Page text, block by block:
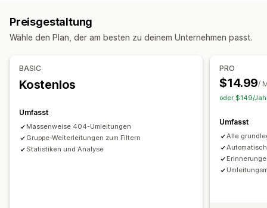
Leistungsüberwachung
Analyse der Inhalte
Preisgestaltung
Wähle den Plan, der am besten zu deinem Unternehmen passt.
BASIC
Kostenlos
Umfasst
Massenweise 404-Umleitungen
Gruppe-Weiterleitungen zum Filtern
Statistiken und Analyse
PRO
$14.99/
oder $149/
Umfasst
Alle